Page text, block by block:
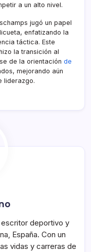
a un alto nivel.
jugó un papel
enfatizando la
táctica. Este
la transición al
de la orientación de
mejorando aún
liderazgo.
deportivo y
España. Con un
vidas y carreras de